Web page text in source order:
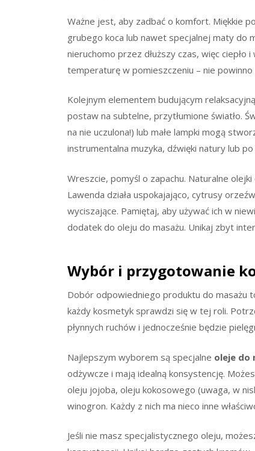
Ważne jest, aby zadbać o komfort. Miękkie
grubego koca lub nawet specjalnej maty do
nieruchomo przez dłuższy czas, więc
temperaturę w pomieszczeniu – nie powinno
Kolejnym elementem budującym
postaw na subtelne, przytłumione światło.
na nie uczulona!) lub małe lampki mogą
instrumentalna muzyka, dźwięki natury lub
Wreszcie, pomyśl o zapachu. Naturalne
Lawenda działa uspokajająco, cytrusy
wyciszające. Pamiętaj, aby używać ich w
dodatek do oleju do masażu. Unikaj zbyt
Wybór i przygotowanie
Dobór odpowiedniego produktu do masażu
każdy kosmetyk sprawdzi się w tej roli.
płynnych ruchów i jednocześnie będzie
Najlepszym wyborem są specjalne oleje do
odżywcze i mają idealną konsystencję.
oleju jojoba, oleju kokosowego (uwaga, w
winogron. Każdy z nich ma nieco inne
Jeśli nie masz specjalistycznego oleju,